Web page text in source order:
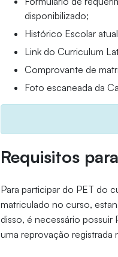
disponibilizado;
Histórico Escolar
Link do Curriculum
Comprovante de
Foto escaneada da
Requisitos
Para participar do PET do
matriculado no curso,
disso, é necessário possuir
uma reprovação registrada